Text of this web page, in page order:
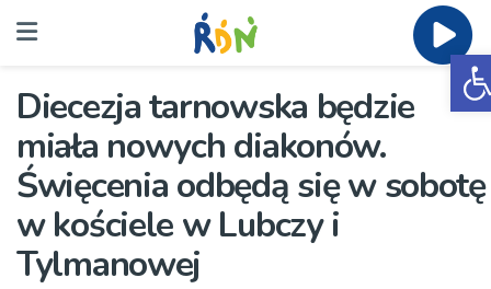
Diecezja tarnowska będzie
miała nowych diakonów.
Święcenia odbędą się w sobotę
w kościele w Lubczy i
Tylmanowej